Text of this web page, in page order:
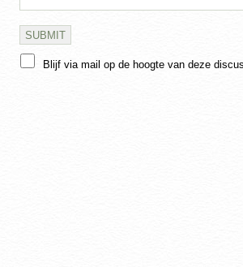
Blijf via mail op de hoogte van deze